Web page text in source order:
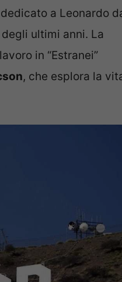
a Leonardo
ultimi anni. La
in “Estranei”
, che esplora la